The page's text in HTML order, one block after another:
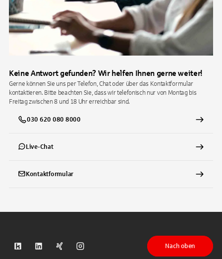
Keine Antwort gefunden? Wir helfen Ihnen gerne weiter!
Gerne können Sie uns per Telefon, Chat oder über das Kontaktformular
kontaktieren. Bitte beachten Sie, dass wir telefonisch nur von Montag bis
Freitag zwischen 8 und 18 Uhr erreichbar sind.
030 620 080 8000
Live-Chat
Kontaktformular
S-Kreditpartner auf Kununu
S-Kreditpartner auf LinkedIn
S-Kreditpartner auf Xing
S-Kreditpartner auf Instagram
Nach oben